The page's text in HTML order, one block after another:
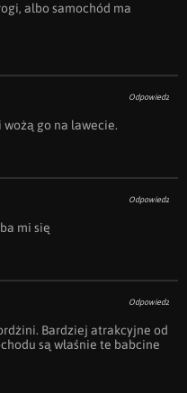
albo samochód ma
Odpowiedz
wożą go na lawecie.
Odpowiedz
mi się
Odpowiedz
Bardziej atrakcyjne od
są właśnie te babcine